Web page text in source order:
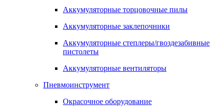
Аккумуляторные торцовочные пилы
Аккумуляторные заклепочники
Аккумуляторные степлеры/гвоздезабивные
пистолеты
Аккумуляторные вентиляторы
Пневмоинструмент
Окрасочное оборудование